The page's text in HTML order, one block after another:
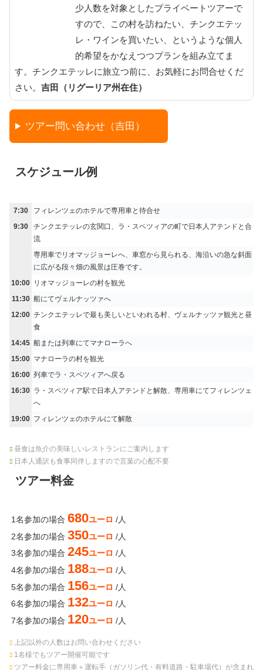
少人数を対象としたプライベートツアーで
すので、この村を訪ねたい、チンクエテッ
レ・ワインを買いたい、というような個人
的希望をかなえつつプランを組み立てま
す。チンクエテッレに旅立つ前に、お気軽にお問合せくだ
さい。 吉田（リグーリア州在住）
ツアー問い合わせ（吉田）
スケジュール例
7:30
フィレンツェのホテルで専用車と待合せ
9:30
チンクエテッレの玄関口、ラ・スペツィアの町で日本人アテンドと合
流
専用車でリオマッジョーレへ、車窓から見られる、海沿いの急な斜面
に広がる段々畑の風景は圧巻です。
10:00 リオマッジョーレの村を観光
11:30 船にてヴェルナッツァへ
12:00 チンクエテッレで最も美しいといわれる村、ヴェルナッツァ観光と昼
食
14:45 船または列車にてマナローラへ
15:00 マナローラの村を観光
16:00 列車でラ・スペツィアへ戻る
16:30 ラ・スペツィア駅で日本人アテンドと解散、専用車にてフィレンツェ
へ
19:00 フィレンツェのホテルにて解散
昼食は魚介の美味しいレストランにご案内します
日本人通訳も食事同伴しますので言葉の心配不要
ツアー料金
1名参加の場合 680ユーロ /人
2名参加の場合 350ユーロ /人
3名参加の場合 245ユーロ /人
4名参加の場合 188ユーロ /人
5名参加の場合 156ユーロ /人
6名参加の場合 132ユーロ /人
7名参加の場合 120ユーロ /人
上記以外の人数はお問い合わせください
1名様でもツアー開催可能です
ツアー料金に専用車＋運転手（ガソリン代・有料道路・駐車場代）が含まれ